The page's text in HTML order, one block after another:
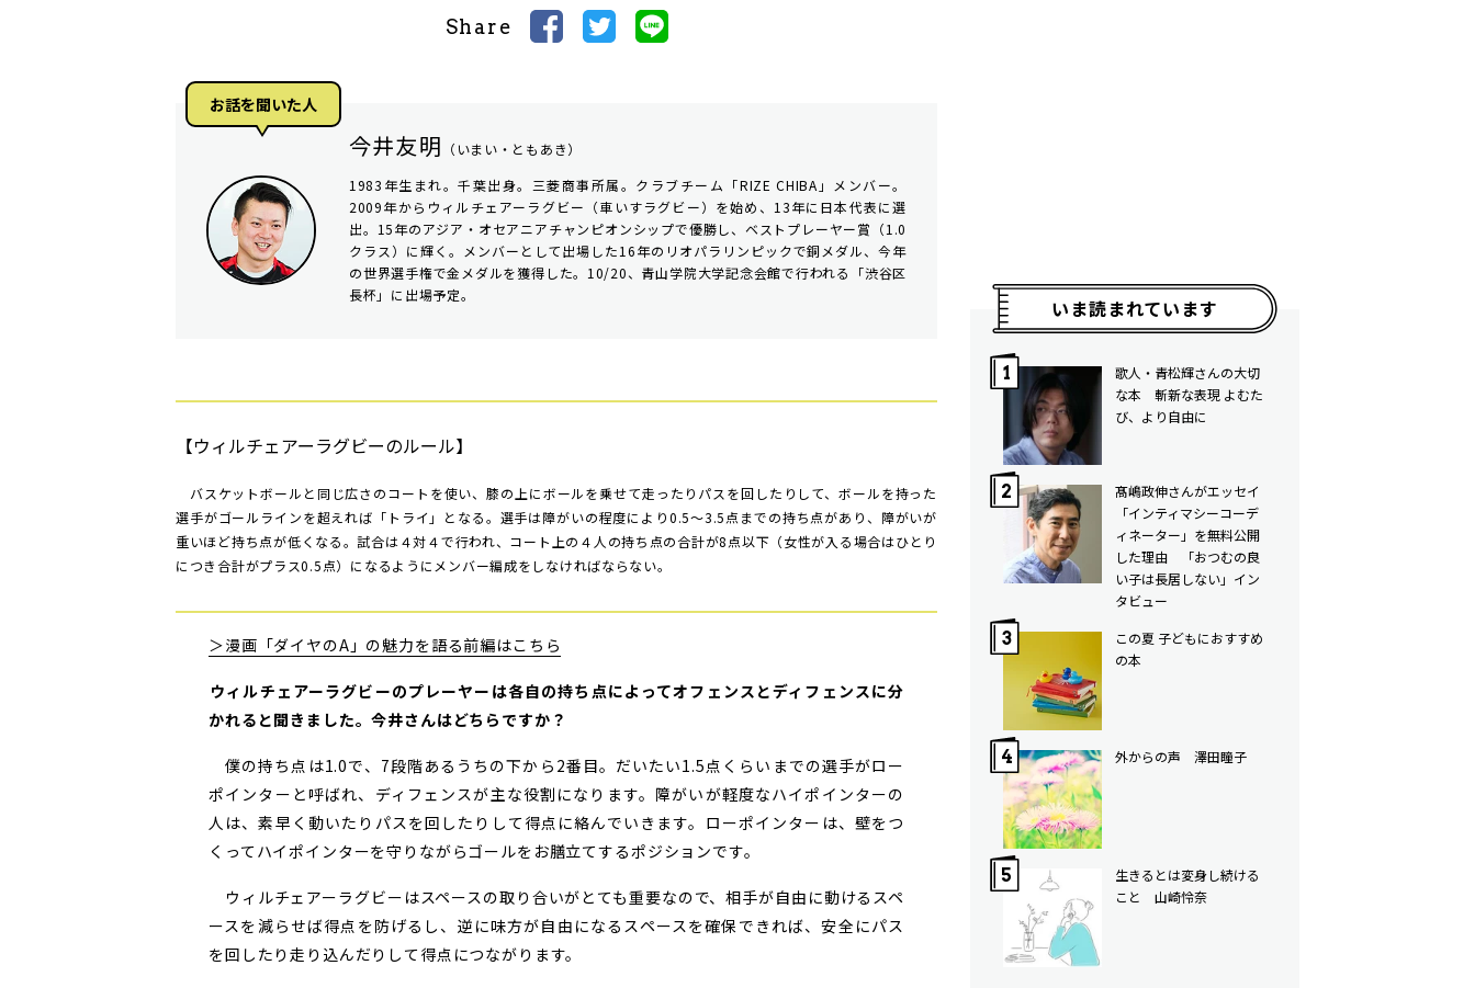
Share
お話を聞いた⼈
今井友明 （いまい・ともあき）
1983年生まれ。千葉出身。三菱商事所属。クラブチーム「RIZE CHIBA」メンバー。
2009年からウィルチェアーラグビー（車いすラグビー）を始め、13年に日本代表に選
出。15年のアジア・オセアニアチャンピオンシップで優勝し、ベストプレーヤー賞（1.0
クラス）に輝く。メンバーとして出場した16年のリオパラリンピックで銅メダル、今年
の世界選手権で金メダルを獲得した。10/20、青山学院大学記念会館で行われる「渋谷区
長杯」に出場予定。
【ウィルチェアーラグビーのルール】
バスケットボールと同じ広さのコートを使い、膝の上にボールを乗せて走ったりパスを回したりして、ボールを持った
選手がゴールラインを超えれば「トライ」となる。選手は障がいの程度により0.5～3.5点までの持ち点があり、障がいが
重いほど持ち点が低くなる。試合は４対４で行われ、コート上の４人の持ち点の合計が8点以下（女性が入る場合はひとり
につき合計がプラス0.5点）になるようにメンバー編成をしなければならない。
＞漫画「ダイヤのA」の魅力を語る前編はこちら
――ウィルチェアーラグビーのプレーヤーは各自の持ち点によってオフェンスとディフェンスに分
かれると聞きました。今井さんはどちらですか？
僕の持ち点は1.0で、7段階あるうちの下から2番目。だいたい1.5点くらいまでの選手がロー
ポインターと呼ばれ、ディフェンスが主な役割になります。障がいが軽度なハイポインターの
人は、素早く動いたりパスを回したりして得点に絡んでいきます。ローポインターは、壁をつ
くってハイポインターを守りながらゴールをお膳立てするポジションです。
ウィルチェアーラグビーはスペースの取り合いがとても重要なので、相手が自由に動けるスペ
ースを減らせば得点を防げるし、逆に味方が自由になるスペースを確保できれば、安全にパス
を回したり走り込んだりして得点につながります。
いま読まれています
歌人・青松輝さんの大切
な本 斬新な表現 よむた
び、より自由に
髙嶋政伸さんがエッセイ
「インティマシーコーデ
ィネーター」を無料公開
した理由 「おつむの良
い子は長居しない」イン
タビュー
この夏 子どもにおすすめ
の本
外からの声 澤田瞳子
生きるとは変身し続ける
こと 山崎怜奈